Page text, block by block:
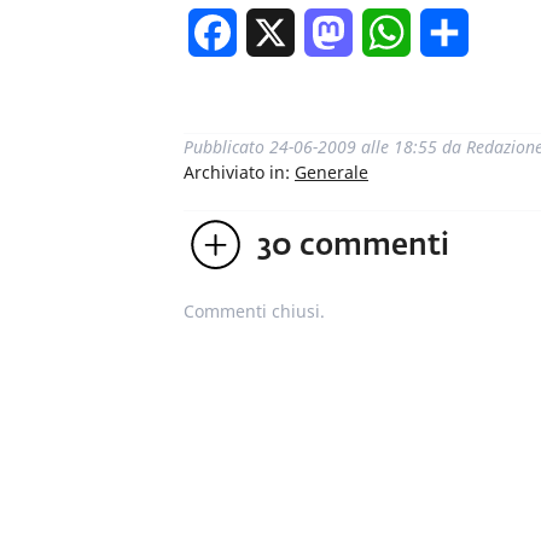
Facebook MastodonWhatsApp
Pubblicato 24-06-2009 alle 18:55 da
Archiviato in: Generale
30 commenti
Commenti chiusi.